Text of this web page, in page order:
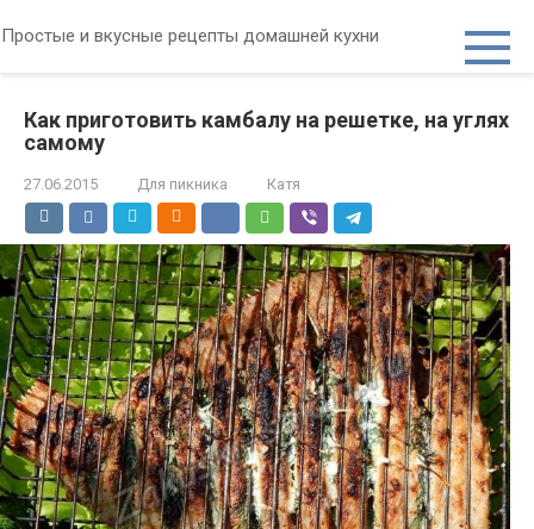
к
Простые и вкусные рецепты домашней кухни
Как приготовить камбалу на решетке, на углях
самому
27.06.2015 Для пикника Катя